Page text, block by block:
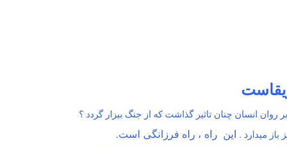
روان انسان چنان تاثیر گذاشت که از جنگ بیزار گردد ؟
میدارد .
این راه ، راه فرزانگی است.